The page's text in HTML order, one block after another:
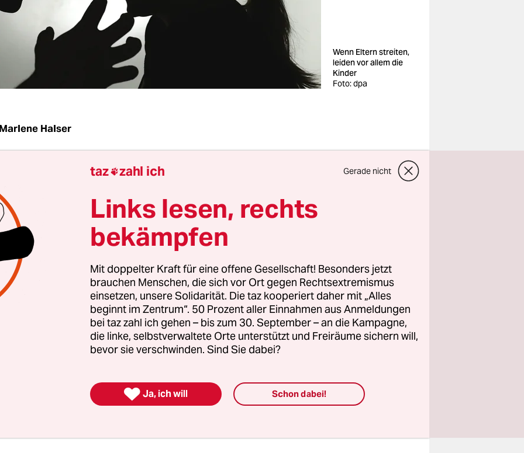
Wenn Eltern streiten,
leiden vor allem die
Kinder
Foto: dpa
Marlene Halser
Euro. So viel soll eine italienische Mutter zahlen, weil
Mann in Anwesenheit des gemeinsamen Sohnes
hat“. Ein Zivilgericht in Rom fällte das entsprechende
September. Jetzt wurde auch die Begründung des Urteils
es, die Mutter habe durch ihre Äußerungen versäumt,
einander anzunähern und so verhindert, dass das
Sohnes zu seinen Eltern ein gesundes Gleichgewicht
bedürfe es beider Elternteile gleichermaßen, so das
sei wichtig für das Heranwachsen des Kindes.
taz zahl ich Gerade nicht
Links lesen, rechts
bekämpfen
Mit doppelter Kraft für eine offene Gesellschaft! Besonders jetzt
brauchen Menschen, die sich vor Ort gegen Rechtsextremismus
einsetzen, unsere Solidarität. Die taz kooperiert daher mit „Alles
beginnt im Zentrum“. 50 Prozent aller Einnahmen aus Anmeldungen
bei taz zahl ich gehen – bis zum 30. September – an die Kampagne,
die linke, selbstverwaltete Orte unterstützt und Freiräume sichern will,
bevor sie verschwinden. Sind Sie dabei?
 Ja, ich will Schon dabei!